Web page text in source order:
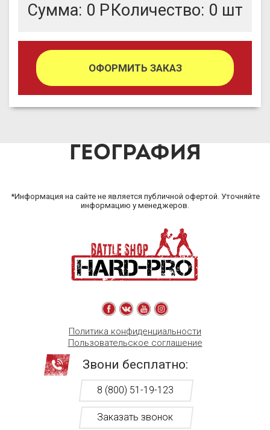
Сумма: 0 РКоличество: 0 шт
ОФОРМИТЬ ЗАКАЗ
ГЕОГРАФИЯ
*Информация на сайте не является публичной офертой. Уточняйте
информацию у менеджеров.
Политика конфиденциальности
Пользовательское соглашение
Звони бесплатно:
8 (800) 51-19-123
Заказать звонок